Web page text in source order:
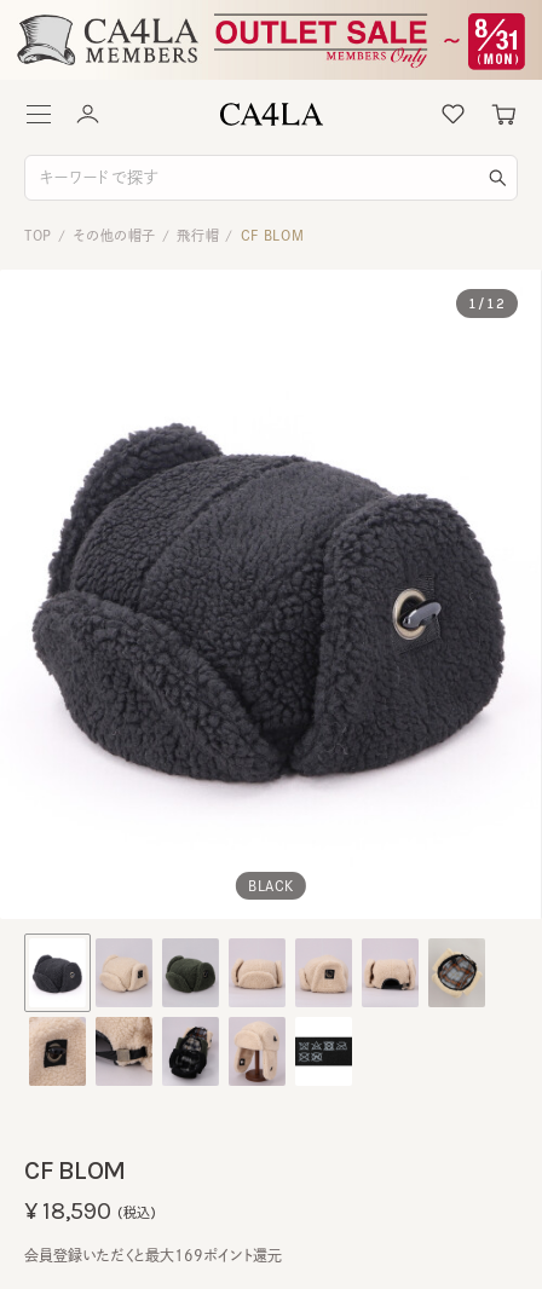
TOP / その他の帽子 / 飛行帽 / CF BLOM
BLACK
1 / 12
CF BLOM
¥18,590 (税込)
会員登録いただくと最大169ポイント還元